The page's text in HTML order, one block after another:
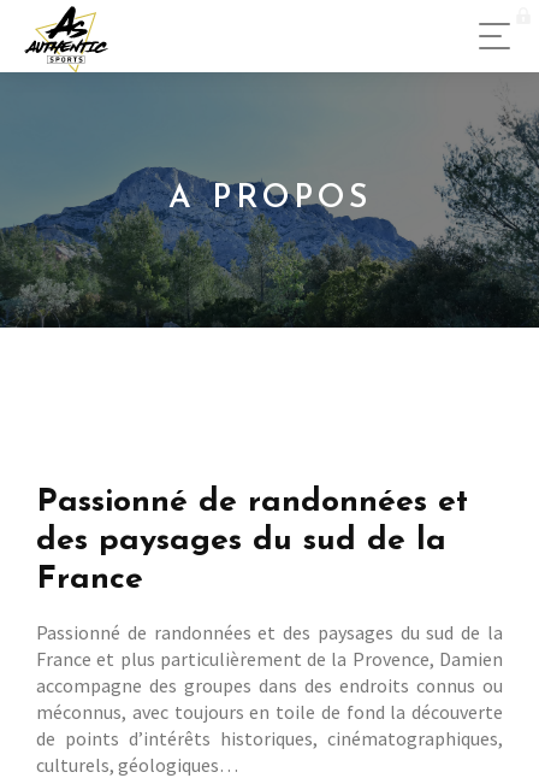
A PROPOS
Passionné de randonnées et
des paysages du sud de la
France
Passionné de randonnées et des paysages du sud de la
France et plus particulièrement de la Provence, Damien
accompagne des groupes dans des endroits connus ou
méconnus, avec toujours en toile de fond la découverte
de points d’intérêts historiques, cinématographiques,
culturels, géologiques…